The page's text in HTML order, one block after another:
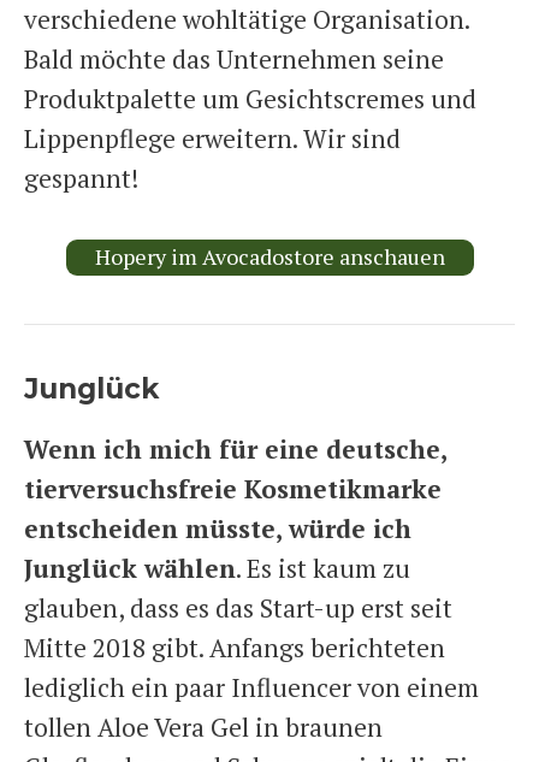
verschiedene wohltätige Organisation.
Bald möchte das Unternehmen seine
Produktpalette um Gesichtscremes und
Lippenpflege erweitern. Wir sind
gespannt!
Hopery im Avocadostore anschauen
Junglück
Wenn ich mich für eine deutsche,
tierversuchsfreie Kosmetikmarke
entscheiden müsste, würde ich
Junglück wählen. Es ist kaum zu
glauben, dass es das Start-up erst seit
Mitte 2018 gibt. Anfangs berichteten
lediglich ein paar Influencer von einem
tollen Aloe Vera Gel in braunen